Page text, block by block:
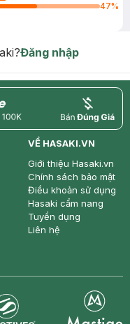
47%
Đăng nhập
price
VỀ HASAKI.VN
Giới thiệu Hasaki.vn
Chính sách bảo mật
Điều khoản sử dụng
Hasaki cẩm nang
Tuyển dụng
Liên hệ